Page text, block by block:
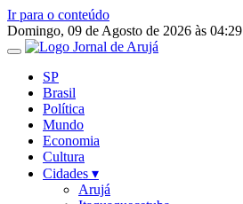
Ir para o conteúdo
Domingo, 09 de Agosto de 2026 às 04:29
SP
Brasil
Política
Mundo
Economia
Cultura
Cidades ▾
Arujá